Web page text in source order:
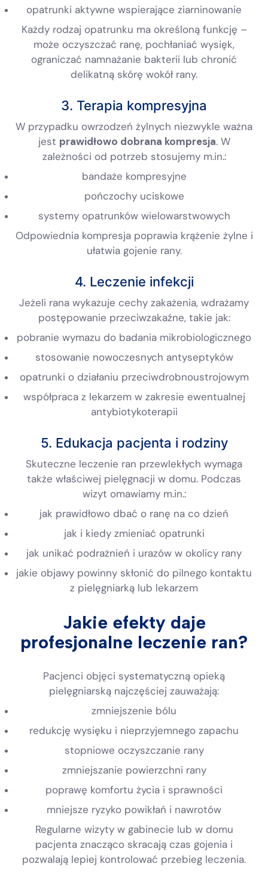
opatrunki aktywne wspierające ziarninowanie
Każdy rodzaj opatrunku ma określoną funkcję –
może oczyszczać ranę, pochłaniać wysięk,
ograniczać namnażanie bakterii lub chronić
delikatną skórę wokół rany.
3. Terapia kompresyjna
W przypadku owrzodzeń żylnych niezwykle ważna
jest prawidłowo dobrana kompresja. W
zależności od potrzeb stosujemy m.in.:
bandaże kompresyjne
pończochy uciskowe
systemy opatrunków wielowarstwowych
Odpowiednia kompresja poprawia krążenie żylne i
ułatwia gojenie rany.
4. Leczenie infekcji
Jeżeli rana wykazuje cechy zakażenia, wdrażamy
postępowanie przeciwzakaźne, takie jak:
pobranie wymazu do badania mikrobiologicznego
stosowanie nowoczesnych antyseptyków
opatrunki o działaniu przeciwdrobnoustrojowym
współpraca z lekarzem w zakresie ewentualnej
antybiotykoterapii
5. Edukacja pacjenta i rodziny
Skuteczne leczenie ran przewlekłych wymaga
także właściwej pielęgnacji w domu. Podczas
wizyt omawiamy m.in.:
jak prawidłowo dbać o ranę na co dzień
jak i kiedy zmieniać opatrunki
jak unikać podrażnień i urazów w okolicy rany
jakie objawy powinny skłonić do pilnego kontaktu
z pielęgniarką lub lekarzem
Jakie efekty daje
profesjonalne leczenie ran?
Pacjenci objęci systematyczną opieką
pielęgniarską najczęściej zauważają:
zmniejszenie bólu
redukcję wysięku i nieprzyjemnego zapachu
stopniowe oczyszczanie rany
zmniejszanie powierzchni rany
poprawę komfortu życia i sprawności
mniejsze ryzyko powikłań i nawrotów
Regularne wizyty w gabinecie lub w domu
pacjenta znacząco skracają czas gojenia i
pozwalają lepiej kontrolować przebieg leczenia.